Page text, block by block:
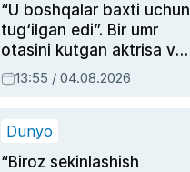
“U boshqalar baxti uchun
tug‘ilgan edi”. Bir umr
otasini kutgan aktrisa va
dublyaj ustasi Rimma
Ahmedovaning
13:55 / 04.08.2026
Dunyo
“Biroz sekinlashish